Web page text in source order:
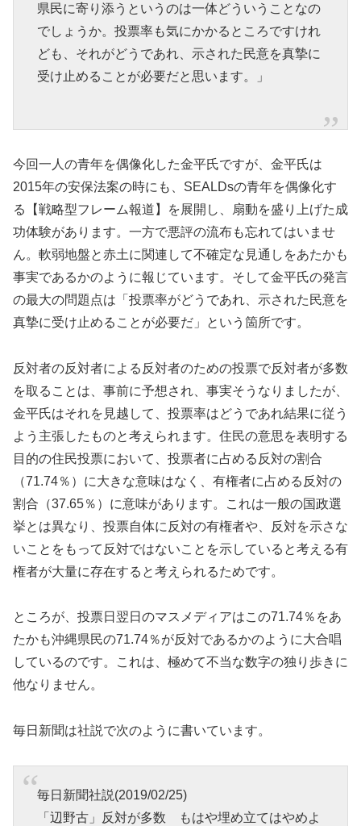
県民に寄り添うというのは一体どういうことなの
でしょうか。投票率も気にかかるところですけれ
ども、それがどうであれ、示された民意を真摯に
受け止めることが必要だと思います。」
今回一人の青年を偶像化した金平氏ですが、金平氏は
2015年の安保法案の時にも、SEALDsの青年を偶像化す
る【戦略型フレーム報道】を展開し、扇動を盛り上げた成
功体験があります。一方で悪評の流布も忘れてはいませ
ん。軟弱地盤と赤土に関連して不確定な見通しをあたかも
事実であるかのように報じています。そして金平氏の発言
の最大の問題点は「投票率がどうであれ、示された民意を
真摯に受け止めることが必要だ」という箇所です。
反対者の反対者による反対者のための投票で反対者が多数
を取ることは、事前に予想され、事実そうなりましたが、
金平氏はそれを見越して、投票率はどうであれ結果に従う
よう主張したものと考えられます。住民の意思を表明する
目的の住民投票において、投票者に占める反対の割合
（71.74％）に大きな意味はなく、有権者に占める反対の
割合（37.65％）に意味があります。これは一般の国政選
挙とは異なり、投票自体に反対の有権者や、反対を示さな
いことをもって反対ではないことを示していると考える有
権者が大量に存在すると考えられるためです。
ところが、投票日翌日のマスメディアはこの71.74％をあ
たかも沖縄県民の71.74％が反対であるかのように大合唱
しているのです。これは、極めて不当な数字の独り歩きに
他なりません。
毎日新聞は社説で次のように書いています。
毎日新聞社説(2019/02/25)
「辺野古」反対が多数 もはや埋め立てはやめよ